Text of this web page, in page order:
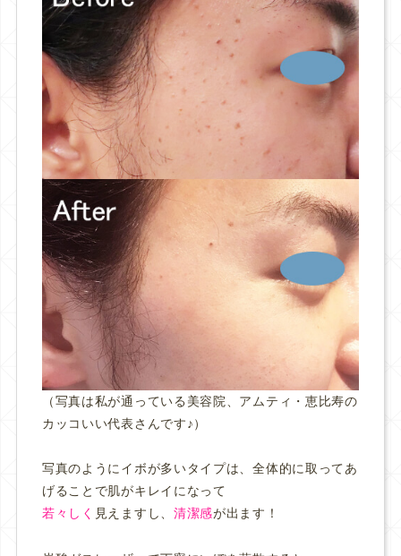
（写真は私が通っている美容院、アムティ・恵比寿の
カッコいい代表さんです♪）
写真のようにイボが多いタイプは、全体的に取ってあ
げることで肌がキレイになって
若々しく 見えますし、 清潔感が出ます！